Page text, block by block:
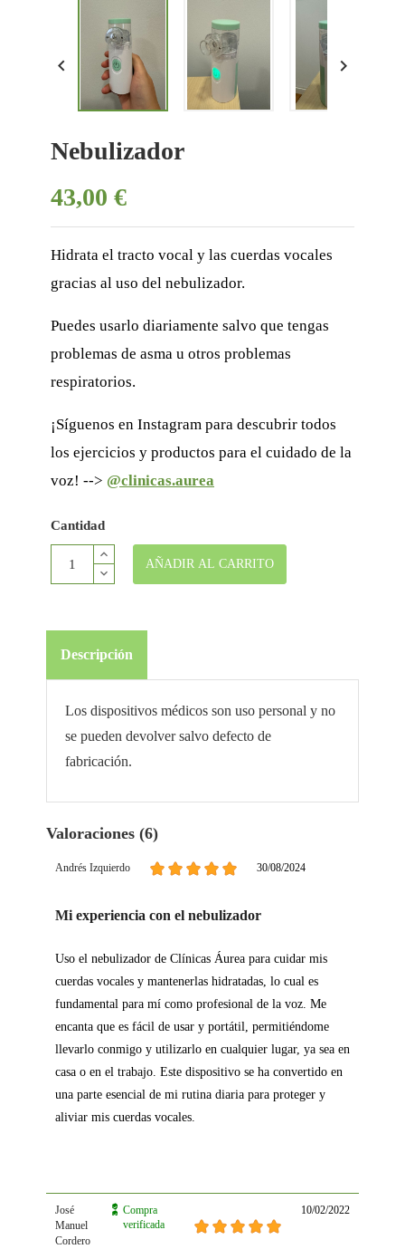
 
Nebulizador
43,00 €
Hidrata el tracto vocal y las cuerdas vocales
gracias al uso del nebulizador.
Puedes usarlo diariamente salvo que tengas
problemas de asma u otros problemas
respiratorios.
¡Síguenos en Instagram para descubrir todos
los ejercicios y productos para el cuidado de la
voz! --> @clinicas.aurea
Cantidad
AÑADIR AL CARRITO
Descripción
Los dispositivos médicos son uso personal y no
se pueden devolver salvo defecto de
fabricación.
Valoraciones (6)
Andrés Izquierdo 30/08/2024
Mi experiencia con el nebulizador
Uso el nebulizador de Clínicas Áurea para cuidar mis
cuerdas vocales y mantenerlas hidratadas, lo cual es
fundamental para mí como profesional de la voz. Me
encanta que es fácil de usar y portátil, permitiéndome
llevarlo conmigo y utilizarlo en cualquier lugar, ya sea en
casa o en el trabajo. Este dispositivo se ha convertido en
una parte esencial de mi rutina diaria para proteger y
aliviar mis cuerdas vocales.
José
Manuel
Cordero
Compra
verificada
10/02/2022